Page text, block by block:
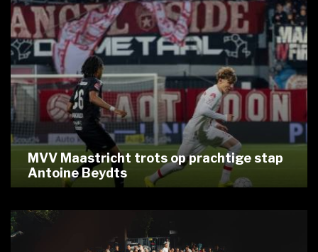
MVV Maastricht trots op prachtige stap
Antoine Beydts